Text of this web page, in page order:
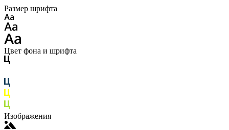
Размер шрифта
Цвет фона и шрифта
Изображения